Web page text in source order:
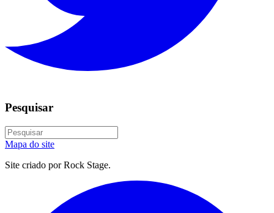
Pesquisar
Mapa do site
Site criado por Rock Stage.